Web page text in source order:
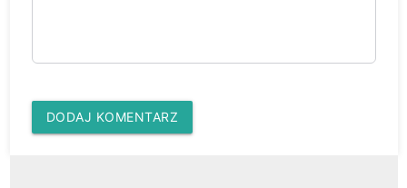
DODAJ KOMENTARZ